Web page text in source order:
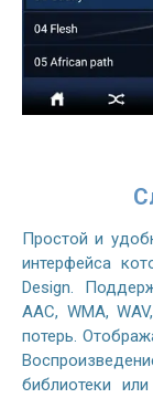
Простой и
интерфейса
Design.
AAC, WMA,
потерь.
библиотеки